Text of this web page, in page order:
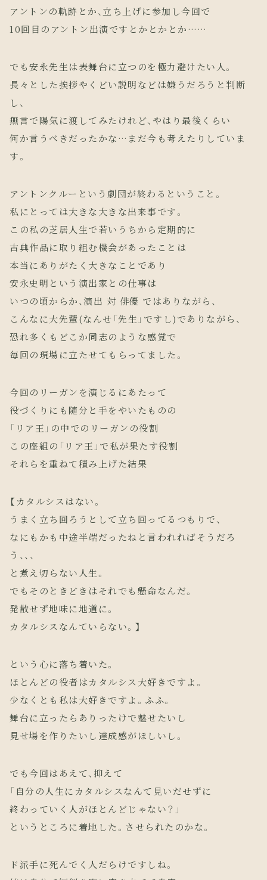
アントンの軌跡とか、立ち上げに参加し今回で
10回目のアントン出演ですとかとかとか……
でも安永先生は表舞台に立つのを極力避けたい人。
長々とした挨拶やくどい説明などは嫌うだろうと判断
し、
無言で陽気に渡してみたけれど、やはり最後くらい
何か言うべきだったかな…まだ今も考えたりしていま
す。
アントンクルーという劇団が終わるということ。
私にとっては大きな大きな出来事です。
この私の芝居人生で若いうちから定期的に
古典作品に取り組む機会があったことは
本当にありがたく大きなことであり
安永史明という演出家との仕事は
いつの頃からか、演出 対 俳優 ではありながら、
こんなに大先輩(なんせ「先生」ですし)でありながら、
恐れ多くもどこか同志のような感覚で
毎回の現場に立たせてもらってました。
今回のリーガンを演じるにあたって
役づくりにも随分と手をやいたものの
「リア王」の中でのリーガンの役割
この座組の「リア王」で私が果たす役割
それらを重ねて積み上げた結果
【カタルシスはない。
うまく立ち回ろうとして立ち回ってるつもりで、
なにもかも中途半端だったねと言われればそうだろ
う、、、
と煮え切らない人生。
でもそのときどきはそれでも懸命なんだ。
発散せず地味に地道に。
カタルシスなんていらない。】
という心に落ち着いた。
ほとんどの役者はカタルシス大好きですよ。
少なくとも私は大好きですよ。ふふ。
舞台に立ったらありったけで魅せたいし
見せ場を作りたいし達成感がほしいし。
でも今回はあえて、抑えて
「自分の人生にカタルシスなんて見いだせずに
終わっていく人がほとんどじゃない？」
というところに着地した。させられたのかな。
ド派手に死んでく人だらけですしね。